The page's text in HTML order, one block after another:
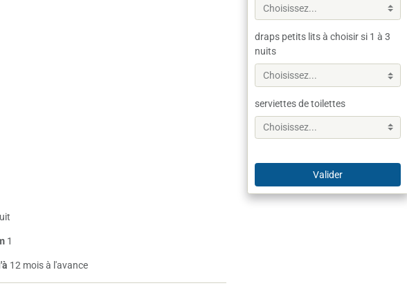
1
12 mois à l'avance
draps petits lits à choisir si 1 à 3
nuits
serviettes de toilettes
Valider